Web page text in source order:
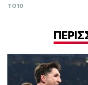
TO10